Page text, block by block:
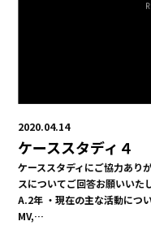
2020.04.14
ケーススタディ４
ケーススタディにご協力あり
スについてご回答お願いいた
A.2年 ・現在の主な活動につ
MV,…